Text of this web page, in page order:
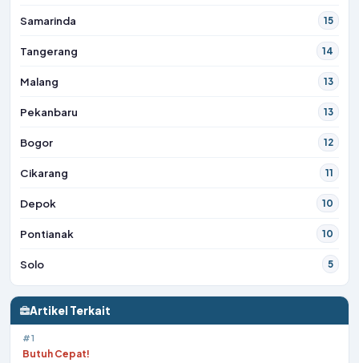
Samarinda 15
Tangerang 14
Malang 13
Pekanbaru 13
Bogor 12
Cikarang 11
Depok 10
Pontianak 10
Solo 5
Artikel Terkait
#1
Butuh Cepat!